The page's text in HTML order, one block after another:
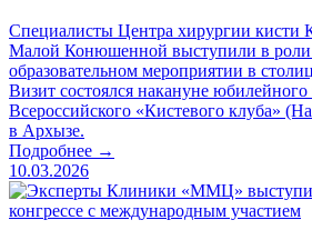
Специалисты Центра хирургии
Малой Конюшенной выступили в роли
образовательном мероприятии в
Визит состоялся накануне юбилейного
Всероссийского «Кистевого клуба»
в Архызе.
Подробнее →
10.03.2026